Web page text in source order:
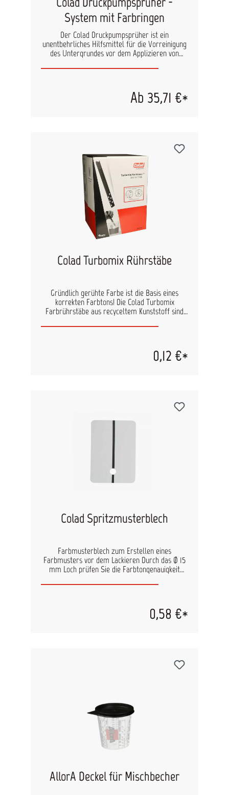
System mit Farbringen
Der Colad Druckpumpsprüher ist ein
unentbehrliches Hilfsmittel für die Vorreinigung
des Untergrundes vor dem Applizieren von
Sprüher wird mit Reinigungsflüssigkeiten befüllt.
zu kennzeichnen werden zu jeden
Druckpumpsprüher verschieden farbige Codings
übersichtlich vermerkt, damit ist Verwechslung
der Lösungen ausgeschlossen. Durch die
Pumpbewegung wird ein Druck im Sprüher
aufgebaut, der die Flüssigkeit fein zerstäubt und
gleichmäßig auf die Oberfläche aufträgt. Die
spezielle Düse ist regulierbar und kann so je
nach Anwendung individuell eingestellt werden.
Der Colad Druckpumpsprüher ist beständig
gegenüber wasser- und lösungsmittelbasierten
Reinigungsflüssigkeiten und selbstverständlich
silikonfrei. lnhalt: 1000 ml
Ab 35,71 €*
Colad Turbomix Rührstäbe
Gründlich gerühte Farbe ist die Basis eines
korrekten Farbtons! Die Colad Turbomix
Farbrührstäbe aus recyceltem Kunststoff sind
denn sie erzeugen durch ihre spezielle
an Verwirbelungen beim Umrühren. Zudem
schonen Colad Turbomixer die Umwelt, da sie im
0,12 €*
Colad Spritzmusterblech
Farbmusterblech zum Erstellen eines
Farbmusters vor dem Lackieren Durch das Ø 15
mm Loch prüfen Sie die Farbtongenauigkeit
Lacken. Der schwarze Mittelstreifen zeigt, ob die
0,58 €*
AllorA Deckel für Mischbecher